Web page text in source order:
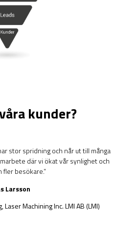
kunder?
stor spridning och når ut till många
där vi ökat vår synlighet och
fler besökare.”
Larsson
Machining Inc. LMI AB (LMI)